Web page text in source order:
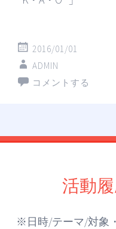
2016/01/01
ADMIN
コメントする
活動
※日時/テーマ/対象